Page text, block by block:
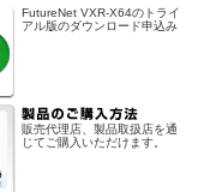
FutureNet VXR-X64のトライ
アル版のダウンロード申込み
販売代理店、製品取扱店を通
じてご購入いただけます。